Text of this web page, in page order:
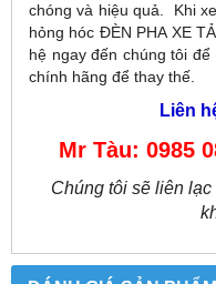
chóng và hiệu quả. Khi
hỏng hóc ĐÈN PHA XE
hệ ngay đến chúng tôi
chính hãng để thay thế.
Liên
Mr Tàu: 0985
Chúng tôi sẽ liên